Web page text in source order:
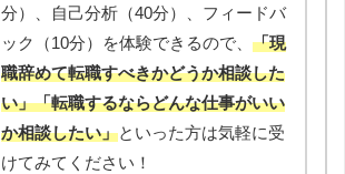
分）、自己分析（40分）、フィードバ
ック（10分）を体験できるので、 「現
職辞めて転職すべきかどうか相談した
い」「転職するならどんな仕事がいい
か相談したい」といった方は気軽に受
けてみてください！